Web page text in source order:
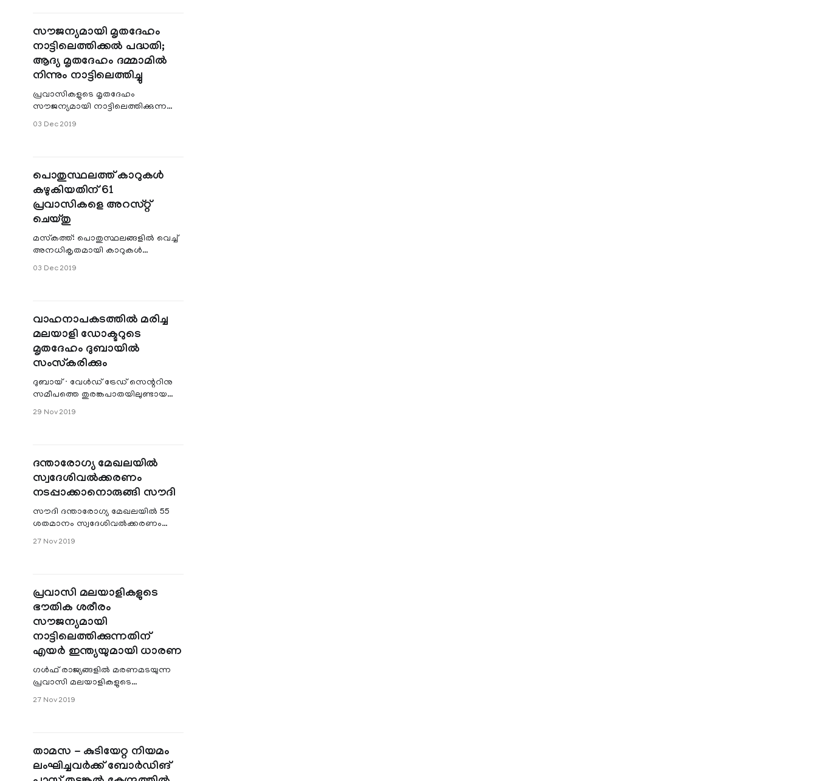
സൗജന്യമായി മൃതദേഹം
നാട്ടിലെത്തിക്കല്‍ പദ്ധതി;
ആദ്യ മൃതദേഹം ദമ്മാമില്‍
നിന്നും നാട്ടിലെത്തിച്ചു
പ്രവാസികളുടെ മൃതദേഹം
സൗജന്യമായി നാട്ടിലെത്തിക്കുന്ന
03 Dec 2019
പൊതുസ്ഥലത്ത് കാറുകള്‍
കഴുകിയതിന് 61
പ്രവാസികളെ അറസ്റ്റ്
ചെയ്തു
മസ്‍കത്ത്: പൊതുസ്ഥലങ്ങളില്‍ വെച്ച്
അനധികൃതമായി കാറുകള്‍
03 Dec 2019
വാഹനാപകടത്തിൽ മരിച്ച
മലയാളി ഡോക്ടറുടെ
മൃതദേഹം ദുബായിൽ
സംസ്കരിക്കും
ദുബായ് ∙ വേൾഡ് ട്രേഡ് സെന്ററിനു
സമീപത്തെ തുരങ്കപാതയിലുണ്ടായ
29 Nov 2019
ദന്താരോഗ്യ മേഖലയിൽ
സ്വദേശിവൽക്കരണം
നടപ്പാക്കാനൊരുങ്ങി സൗദി
സൗദി ദന്താരോഗ്യ മേഖലയിൽ 55
ശതമാനം സ്വദേശിവൽക്കരണം
27 Nov 2019
പ്രവാസി മലയാളികളുടെ
ഭൗതിക ശരീരം
സൗജന്യമായി
നാട്ടിലെത്തിക്കുന്നതിന്‌
എയർ ഇന്ത്യയുമായി ധാരണ
ഗൾഫ്‌ രാജ്യങ്ങളിൽ മരണമടയുന്ന
പ്രവാസി മലയാളികളുടെ
27 Nov 2019
താമസ - കുടിയേറ്റ നിയമം
ലംഘിച്ചവര്‍ക്ക് ബോർഡിങ്